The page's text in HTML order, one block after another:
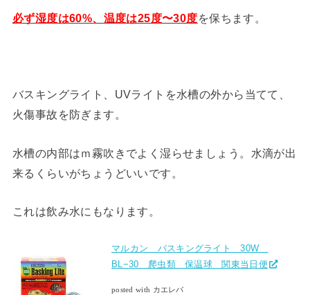
必ず湿度は60%、温度は25度〜30度を保ちます。
バスキングライト、UVライトを水槽の外から当てて、
火傷事故を防ぎます。
水槽の内部はｍ霧吹きでよく湿らせましょう。水滴が出
来るくらいがちょうどいいです。
これは飲み水にもなります。
マルカン バスキングライト 30W
BL−30 爬虫類 保温球 関東当日便
posted with カエレバ